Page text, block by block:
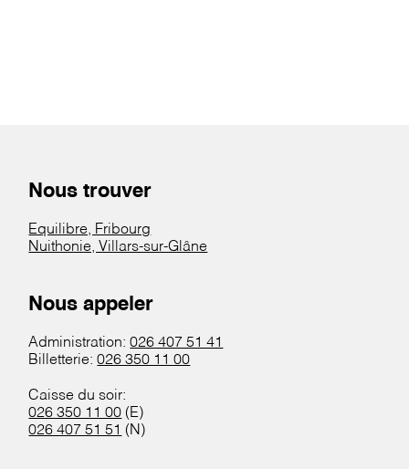
Nous trouver
Equilibre, Fribourg
Nuithonie, Villars-sur-Glâne
Nous appeler
Administration:026 407 51 41
Billetterie:026 350 11 00
Caisse du soir:
026 350 11 00 (E)
026 407 51 51 (N)